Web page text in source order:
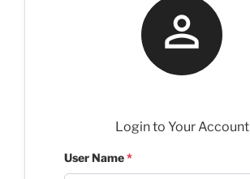

Login to Your Account
User Name*